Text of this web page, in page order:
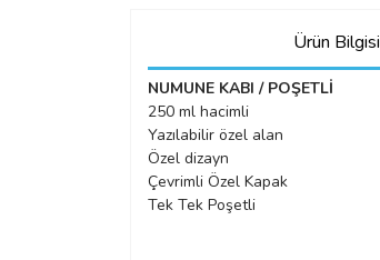
Ürün Bilgisi
NUMUNE KABI / POŞETLİ
250 ml hacimli
Yazılabilir özel alan
Özel dizayn
Çevrimli Özel Kapak
Tek Tek Poşetli